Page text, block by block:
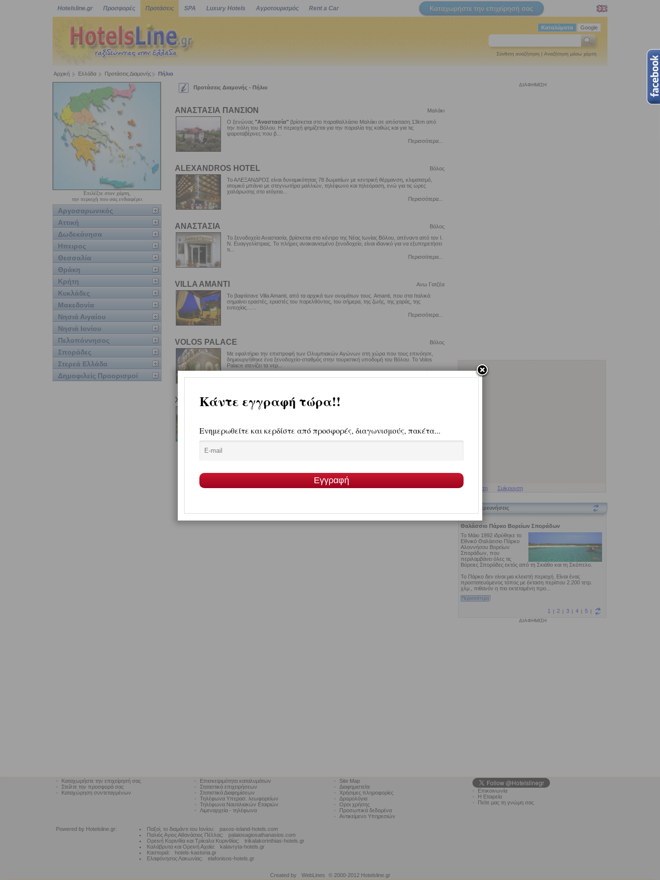
Hotelsline.gr Προσφορές Προτάσεις SPA Luxury Hotels Αγροτουρισμός Rent a Car Καταχωρήστε την επιχείρησή σας
Google
Καταλύματα
Σύνθετη αναζήτηση | Αναζήτηση μέσω χάρτη
Αρχική Ελλάδα Προτάσεις Διαμονής Πήλιο
Επιλέξτε στον χάρτη,
την περιοχή που σας ενδιαφέρει
Αργοσαρωνικός
Αττική
Δωδεκάνησα
Ηπειρος
Θεσσαλία
Θράκη
Κρήτη
Κυκλάδες
Μακεδονία
Νησιά Αιγαίου
Νησιά Ιονίου
Πελοπόννησος
Σποράδες
Στερεά Ελλάδα
Δημοφιλείς Προορισμοί
Προτάσεις Διαμονής - Πήλιο
ΑΝΑΣΤΑΣΙΑ ΠΑΝΣΙΟΝ
Μαλάκι
Ο ξενώνας "Αναστασία"βρίσκεται στο παραθαλλάσιο Μαλάκι σε απόσταση 13km από
την πόλη του Βόλου. Η περιοχή φημίζεται για την παραλία της καθώς και για τις
ψαροταβέρνες που β...
Περισσότερα...
ALEXANDROS HOTEL
Βόλος
Το ΑΛΕΞΑΝΔΡΟΣ είναι δυναμικότητας 78 δωματίων με κεντρική θέρμανση, κλιματισμό,
ατομικό μπάνιο με στεγνωτήρα μαλλιών, τηλέφωνο και τηλεόραση, ενώ για τις ώρες
χαλάρωσης στο ισόγειο...
Περισσότερα...
ΑΝΑΣΤΑΣΙΑ
Βόλος
Το ξενοδοχείο Αναστασία, βρίσκεται στο κέντρο της Νέας Ιωνίας Βόλου, απέναντι από τον Ι.
Ν. Ευαγγελίστριας. Το πλήρες ανακαινισμένο ξενοδοχείο, είναι ιδανικό για να εξυπηρετήσει
τι...
Περισσότερα...
VILLA AMANTI
Ανω Γατζέα
Το βαφτίσανε Villa Amanti, από τα αρχικά των ονομάτων τους. Amanti, που στα Ιταλικά
σημαίνει εραστές, εραστές του παρελθόντος, του σήμερα, της ζωής, της χαράς, της
ευτυχίας…...
Περισσότερα...
VOLOS PALACE
Βόλος
Με εφαλτήριο την επιστροφή των Ολυμπιακών Αγώνων στη χώρα που τους επινόησε,
δημιουργήθηκε ένα ξενοδοχείο-σταθμός στην τουριστική υποδομή του Βόλου. Το Volos
Palace ατενίζει τα νερ...
Περισσότερα...
XENIA PALACE PORTARIAS
Το XENIA PALACE Πορταριάς ατενίζει τον Βόλο, τον Παγασητικό και το βουνό των
Περισσότερα...
ΔΙΑΦΗΜΙΣΗ
Μεγέθυνση Σμίκρυνση
Εξερευνήσεις
ΔΙΑΦΗΜΙΣΗ
Καταχωρήστε την επιχείρησή σας
Στείλτε την προσφορά σας
Καταχώρηση συντεταγμένων
Επισκεψιμότητα καταλυμάτων
Στατιστικά επιχειρήσεων
Στατιστικά Διαφημίσεων
Τηλέφωνα Υπερασ. λεωφορείων
Τηλέφωνα Ναυτιλιακών Εταιριών
Λιμεναρχεία - τηλέφωνα
Site Map
Διαφημιστείτε
Χρήσιμες πληροφορίες
Δρομολόγια
Οροι χρήσης
Προσωπικά δεδομένα
Αντικείμενο Υπηρεσιών
Επικοινωνία
Η Εταιρεία
Πείτε μας τη γνώμη σας
Powered by Hotelsline.gr: Παξοί, το διαμάντι του Ιονίου:
paxos-island-hotels.com
Παλιός Αγιος Αθανάσιος Πέλλας:
palaiosagiosathanasios.com
Ορεινή Κορινθία και Τρίκαλα Κορινθίας:
trikalakorinthias-hotels.gr
Καλάβρυτα και Ορεινή Αχαϊα:
kalavryta-hotels.gr
Καστοριά:
hotels-kastoria.gr
Ελαφόνησος Λακωνίας:
elafonisos-hotels.gr
Created by WebLines © 2000-2012 Hotelsline.gr